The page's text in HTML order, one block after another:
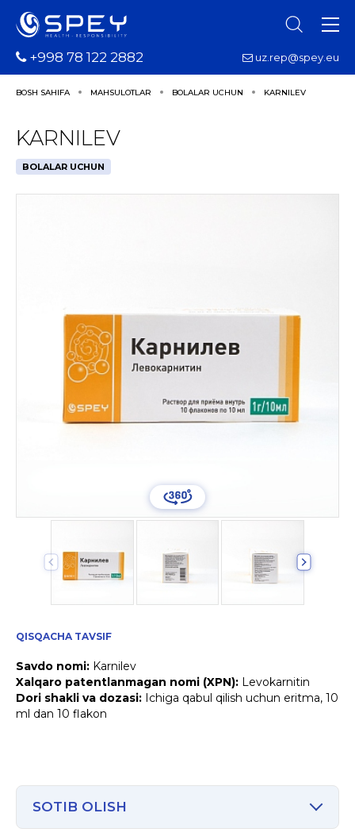
+998 78 122 2882 uz.rep@spey.eu
BOSH SAHIFA MAHSULOTLAR BOLALAR UCHUN KARNILEV
KARNILEV
BOLALAR UCHUN
QISQACHA TAVSIF
Savdo nomi: Karnilev
Xalqaro patentlanmagan nomi (XPN): Levokarnitin
Dori shakli va dozasi: Ichiga qabul qilish uchun eritma, 10
ml dan 10 flakon
SOTIB OLISH